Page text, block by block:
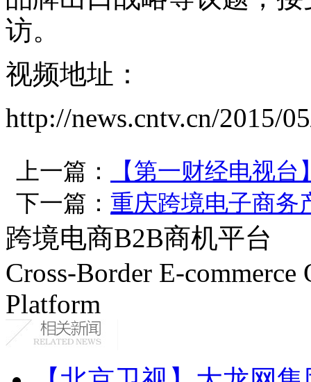
访。
视频地址：
http://news.cntv.cn/2015/
上一篇：
【第一财经电视
下一篇： 重庆跨境电子商
跨境电商B2B商机平台
Cross-Border E-
Platform